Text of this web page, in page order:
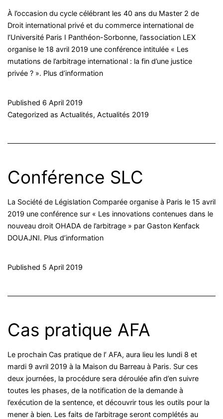
À l’occasion du cycle célébrant les 40 ans du Master 2 de
Droit international privé et du commerce international de
l’Université Paris I Panthéon-Sorbonne, l’association LEX
organise le 18 avril 2019 une conférence intitulée « Les
mutations de l’arbitrage international : la fin d’une justice
privée ? ». Plus d’information
Published 6 April 2019
Categorized as Actualités, Actualités 2019
Conférence SLC
La Société de Législation Comparée organise à Paris le 15 avril
2019 une conférence sur « Les innovations contenues dans le
nouveau droit OHADA de l’arbitrage » par Gaston Kenfack
DOUAJNI. Plus d’information
Published 5 April 2019
Cas pratique AFA
Le prochain Cas pratique de l’ AFA, aura lieu les lundi 8 et
mardi 9 avril 2019 à la Maison du Barreau à Paris. Sur ces
deux journées, la procédure sera déroulée afin d’en suivre
toutes les phases, de la notification de la demande à
l’exécution de la sentence, et découvrir tous les outils pour la
mener à bien. Les faits de l’arbitrage seront complétés au